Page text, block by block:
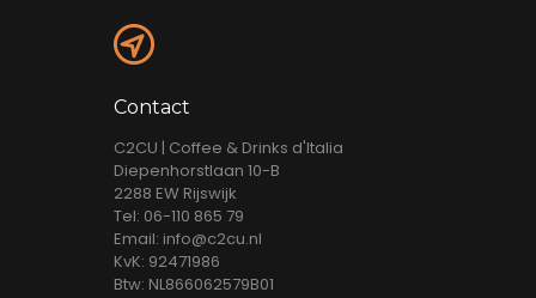
Contact
C2CU | Coffee & Drinks d'Italia
Diepenhorstlaan 10-B
2288 EW Rijswijk
Tel: 06-110 865 79
Email: info@c2cu.nl
KvK: 92471986
Btw: NL866062579B01